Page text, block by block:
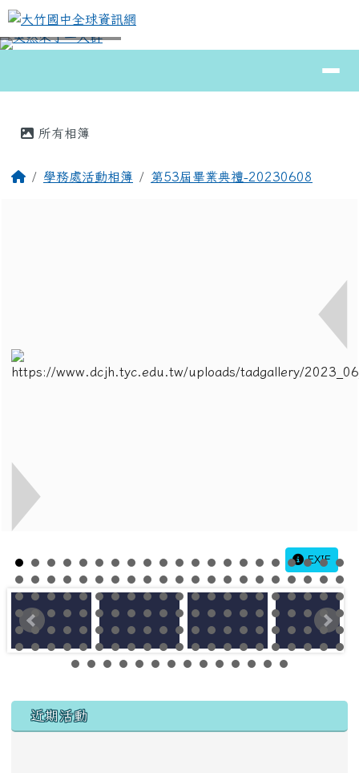
跳至主內容區
大竹國中全球資訊網
⏸
所有相簿
回首頁學務處活動相簿 第53屆畢業典禮-20230608
EXIF
左邊區域內容
近期活動